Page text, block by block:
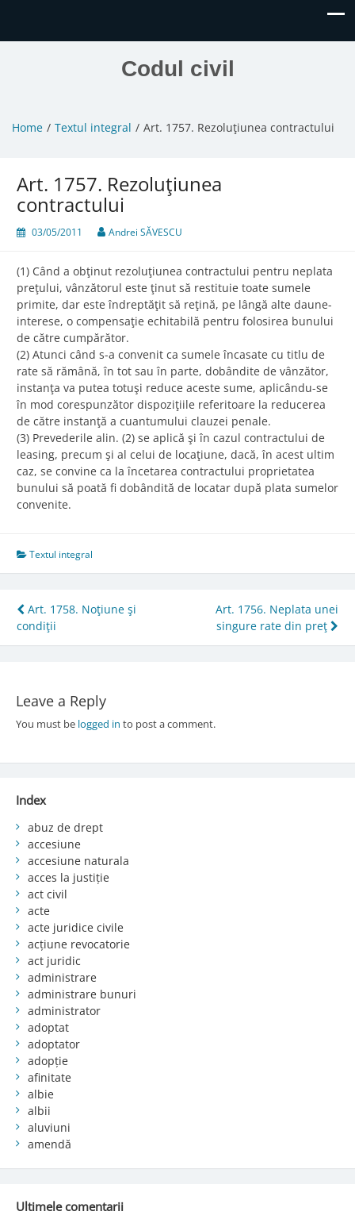
Codul civil
Home Textul integral Art. 1757. Rezoluţiunea contractului
Art. 1757. Rezoluţiunea
contractului
03/05/2011 Andrei SĂVESCU
(1) Când a obţinut rezoluţiunea contractului pentru neplata
preţului, vânzătorul este ţinut să restituie toate sumele
primite, dar este îndreptăţit să reţină, pe lângă alte daune-
interese, o compensaţie echitabilă pentru folosirea bunului
de către cumpărător.
(2) Atunci când s-a convenit ca sumele încasate cu titlu de
rate să rămână, în tot sau în parte, dobândite de vânzător,
instanţa va putea totuşi reduce aceste sume, aplicându-se
în mod corespunzător dispoziţiile referitoare la reducerea
de către instanţă a cuantumului clauzei penale.
(3) Prevederile alin. (2) se aplică şi în cazul contractului de
leasing, precum şi al celui de locaţiune, dacă, în acest ultim
caz, se convine ca la încetarea contractului proprietatea
bunului să poată fi dobândită de locatar după plata sumelor
convenite.
Textul integral
Post
navigation
Art. 1758. Noţiune şi
condiţii
Art. 1756. Neplata unei
singure rate din preţ
Leave a Reply
You must be logged in to post a comment.
Index
abuz de drept
accesiune
accesiune naturala
acces la justiție
act civil
acte
acte juridice civile
acțiune revocatorie
act juridic
administrare
administrare bunuri
administrator
adoptat
adoptator
adopție
afinitate
albie
albii
aluviuni
amendă
Ultimele comentarii